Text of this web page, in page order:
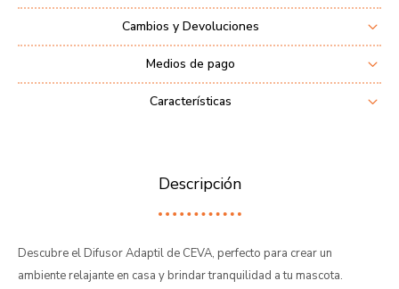
Cambios y Devoluciones
Medios de pago
Características
Descripción
Descubre el Difusor Adaptil de CEVA, perfecto para crear un
ambiente relajante en casa y brindar tranquilidad a tu mascota.